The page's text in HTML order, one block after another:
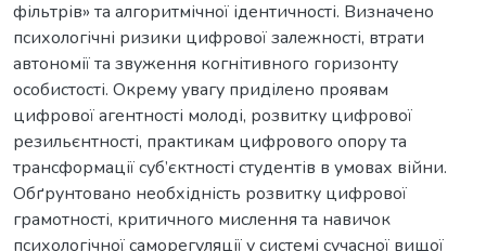
фільтрів» та алгоритмічної ідентичності. Визначено
психологічні ризики цифрової залежності, втрати
автономії та звуження когнітивного горизонту
особистості. Окрему увагу приділено проявам
цифрової агентності молоді, розвитку цифрової
резильєнтності, практикам цифрового опору та
трансформації суб’єктності студентів в умовах війни.
Обґрунтовано необхідність розвитку цифрової
грамотності, критичного мислення та навичок
психологічної саморегуляції у системі сучасної вищої